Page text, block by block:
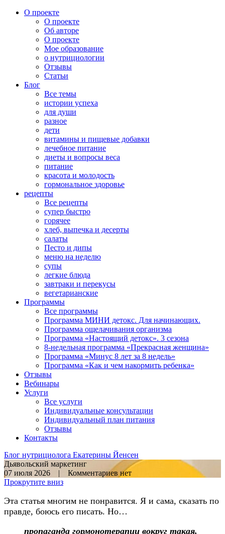
О проекте
О проекте
Об авторе
О проекте
Мое образование
о нутрициологии
Отзывы
Статьи
Блог
Все темы
истории успеха
для души
разное
дети
витамины и пищевые добавки
лечебное питание
диеты и вопросы веса
питание
красота и молодость
гормональное здоровье
рецепты
Все рецепты
супер быстро
горячее
хлеб, выпечка и десерты
салаты
Песто и дипы
меню на неделю
супы
легкие блюда
завтраки и перекусы
вегетарианские
Программы
Все программы
Программа МИНИ детокс. Для начинающих.
Программа ощелачивания организма
Программа «Настоящий детокс». 3 сезона
8-недельная программа «Прекрасная женщина»
Программа «Минус 8 лет за 8 недель»
Программа «Как и чем накормить ребенка»
Отзывы
Вебинары
Услуги
Все услуги
Индивидуальные консультации
Индивидуальный план питания
Отзывы
Контакты
Блог нутрициолога Екатерины Йенсен
Дьявольский маркетинг
07 июля 2026 | Комментариев нет
Прокрутите вниз
Эта статья многим не понравится. Я и сама, сказать по
правде, боюсь его писать. Но…
пропаганда гормонотерапии вокруг такая,